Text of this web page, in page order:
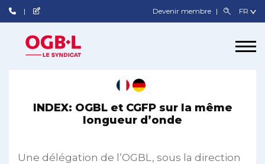
Devenir membre
INDEX: OGBL et CGFP sur la même
longueur d’onde
Une délégation de l’OGBL, sous la direction